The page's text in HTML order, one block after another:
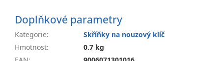
Doplňkové parametry
Kategorie:
Skříňky na nouzový klíč
Hmotnost:
0.7 kg